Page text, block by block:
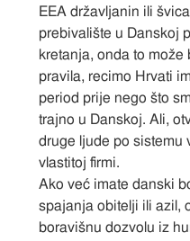
EEA državljanin ili
prebivalište u Danskoj
kretanja, onda to
pravila, recimo Hrvati
period prije nego što
trajno u Danskoj. Ali,
druge ljude po sistemu
vlastitoj firmi.
Ako već imate danski
spajanja obitelji ili azil,
boravišnu dozvolu iz